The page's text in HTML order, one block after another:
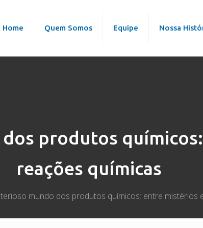
Home Quem Somos Equipe Nossa
produtos
reações químicas
mundo dos produtos químicos: entre mistérios